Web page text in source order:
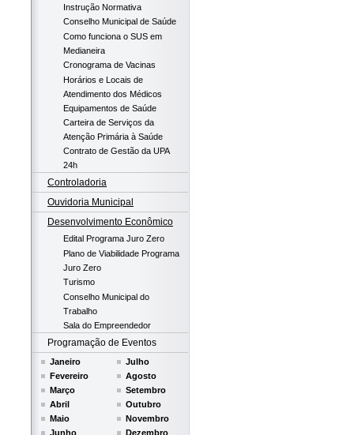
Instrução Normativa
Conselho Municipal de Saúde
Como funciona o SUS em
Medianeira
Cronograma de Vacinas
Horários e Locais de
Atendimento dos Médicos
Equipamentos de Saúde
Carteira de Serviços da
Atenção Primária à Saúde
Contrato de Gestão da UPA
24h
Controladoria
Ouvidoria Municipal
Desenvolvimento Econômico
Edital Programa Juro Zero
Plano de Viabilidade Programa
Juro Zero
Turismo
Conselho Municipal do
Trabalho
Sala do Empreendedor
Programação de Eventos
Janeiro
Fevereiro
Março
Abril
Maio
Junho
Julho
Agosto
Setembro
Outubro
Novembro
Dezembro